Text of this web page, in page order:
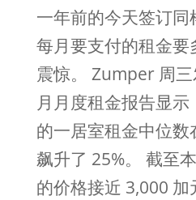
一年前的今天签订
每月要支付的租金要
震惊。 Zumper 周
月月度租金报告显
的一居室租金中位数
飙升了 25%。 截至
的价格接近 3,000